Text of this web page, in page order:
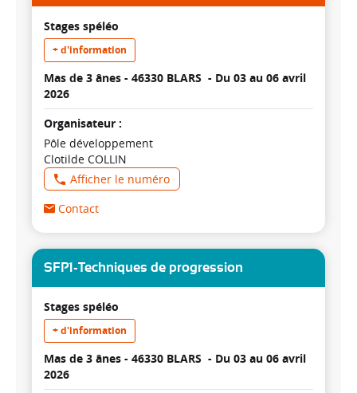
Stages spéléo
+ d'information
Mas de 3 ânes - 46330 BLARS - Du 03 au 06 avril
2026
Organisateur :
Pôle développement
Clotilde COLLIN
Afficher le numéro
Contact
SFP1-Techniques de progression
Stages spéléo
+ d'information
Mas de 3 ânes - 46330 BLARS - Du 03 au 06 avril
2026